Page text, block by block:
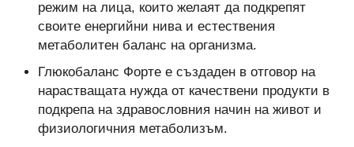
режим на лица, които желаят да подкрепят
своите енергийни нива и естествения
метаболитен баланс на организма.
Глюкобаланс Форте е създаден в отговор на
нарастващата нужда от качествени продукти в
подкрепа на здравословния начин на живот и
физиологичния метаболизъм.